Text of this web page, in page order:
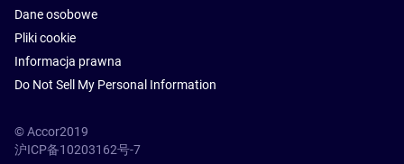
Dane osobowe
Pliki cookie
Informacja prawna
Do Not Sell My Personal Information
© Accor2019
沪ICP备10203162号-7